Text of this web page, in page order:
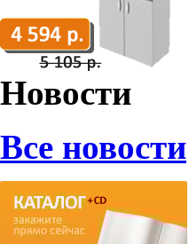
Новости
Все новости